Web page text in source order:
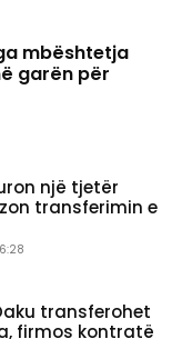
mbështetja
garën për
një tjetër
transferimin e
transferohet
firmos kontratë